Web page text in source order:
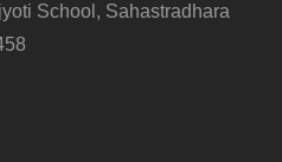
School, Sahastradhara